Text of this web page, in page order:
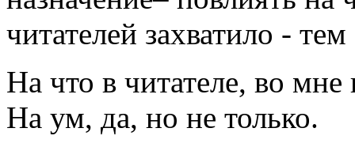
читателей захватило -
На что в читателе, во мне
На ум, да, но не только.